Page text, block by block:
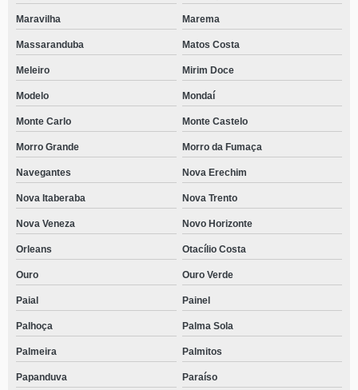
Maravilha Marema
Massaranduba Matos Costa
Meleiro Mirim Doce
Modelo Mondaí
Monte Carlo Monte Castelo
Morro Grande Morro da Fumaça
Navegantes Nova Erechim
Nova Itaberaba Nova Trento
Nova Veneza Novo Horizonte
Orleans Otacílio Costa
Ouro Ouro Verde
Paial Painel
Palhoça Palma Sola
Palmeira Palmitos
Papanduva Paraíso